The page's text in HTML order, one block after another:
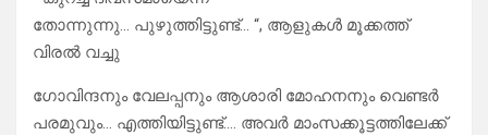
തോന്നുന്നു… പുഴുത്തിട്ടുണ്ട്… “, ആളുകൾ മൂക്കത്ത്
വിരൽ വച്ചു
ഗോവിന്ദനും വേലപ്പനും ആശാരി മോഹനനും വെണ്ടർ
പരമുവും… എത്തിയിട്ടുണ്ട്…. അവർ മാംസക്കൂട്ടത്തിലേക്ക്